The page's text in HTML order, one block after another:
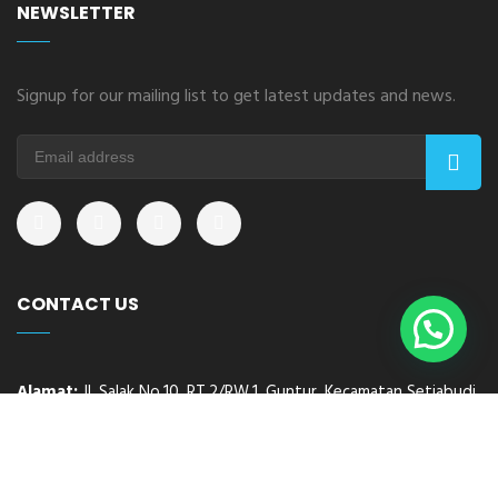
NEWSLETTER
Signup for our mailing list to get latest updates and news.
CONTACT US
Alamat:Jl. Salak No.10, RT.2/RW.1, Guntur, Kecamatan Setiabudi,